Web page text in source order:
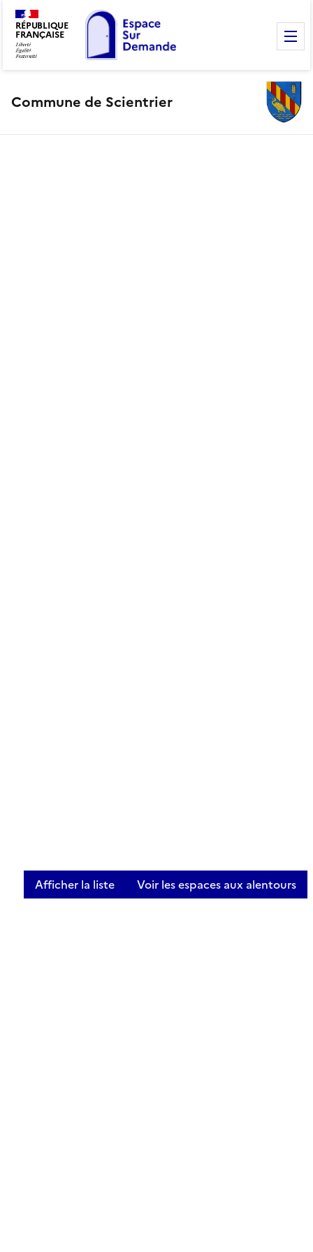
RÉPUBLIQUE
FRANÇAISE
Commune de Scientrier
Afficher la liste Voir les espaces aux alentours